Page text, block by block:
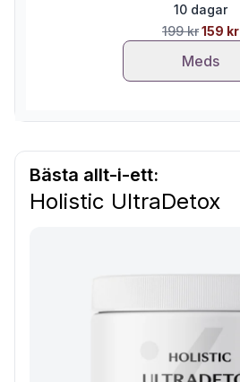
10 dagar
199 kr159 kr
Meds
Bästa allt-i-ett:
Holistic UltraDetox